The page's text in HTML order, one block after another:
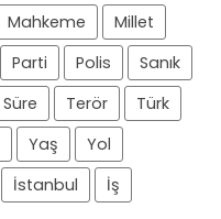
Mahkeme
Millet
Parti Polis
Sanık
Süre Terör
Türk
Yaş
Yol
İstanbul
İş